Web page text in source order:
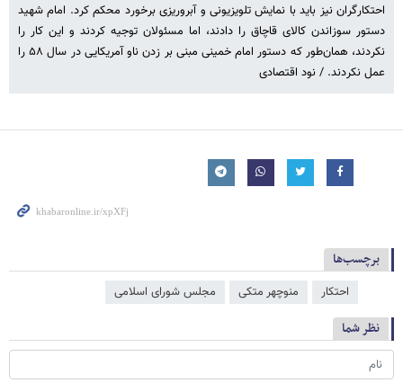
احتکارگران نیز باید با نمایش تلویزیونی و آبروریزی برخورد محکم کرد. امام شهید
دستور سوزاندن کالای قاچاق را دادند، اما مسئولان توجیه کردند و این کار را
نکردند، همان‌طور که دستور امام خمینی مبنی بر زدن ناو آمریکایی در سال ۵۸ را
عمل نکردند. / نود اقتصادی
برچسب‌ها
احتکار منوچهر متکی مجلس شورای اسلامی
نظر شما